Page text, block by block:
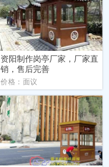
资阳制作岗亭厂家，厂家直
销，售后完善
价格：面议